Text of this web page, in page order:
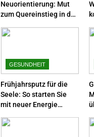
jedes
6
locken
Garten.
Neuorientierung: Mut
zum Quereinstieg in der
GESUNDHEIT
Frühjahrsputz für die
Seele: So starten Sie
mit neuer Energie